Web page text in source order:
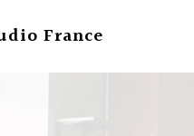
France